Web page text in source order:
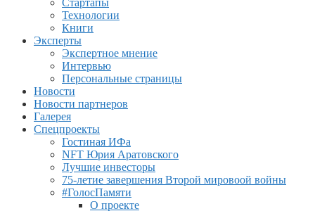
Стартапы
Технологии
Книги
Эксперты
Экспертное мнение
Интервью
Персональные страницы
Новости
Новости партнеров
Галерея
Спецпроекты
Гостиная ИФа
NFT Юрия Аратовского
Лучшие инвесторы
75-летие завершения Второй мировоой войны
#ГолосПамяти
О проекте